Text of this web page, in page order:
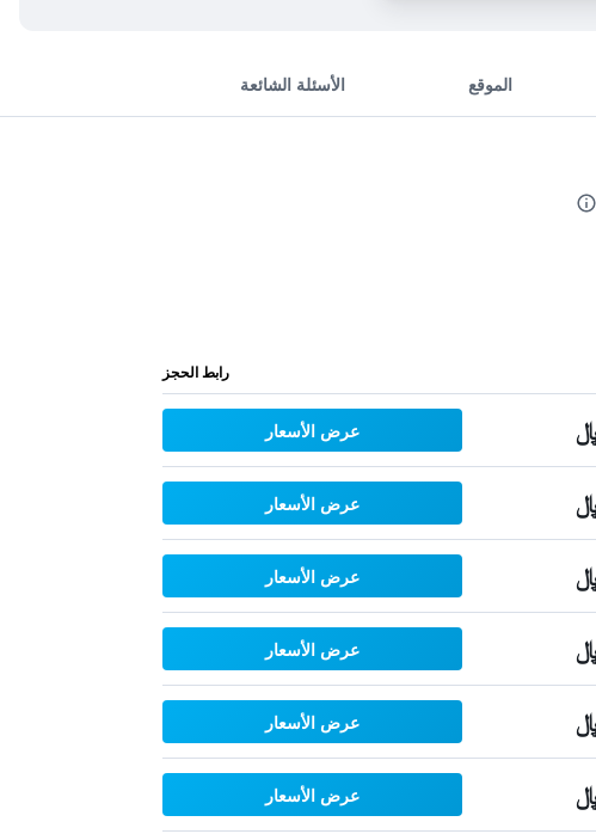
الموقع الأسئلة الشائعة
رابط الحجز
عرض الأسعار
عرض الأسعار
عرض الأسعار
عرض الأسعار
عرض الأسعار
عرض الأسعار